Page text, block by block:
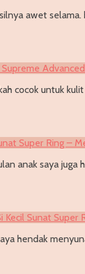
awet
cocok untuk
Super Ring –
anak saya
Kecil Sunat Super
hendak